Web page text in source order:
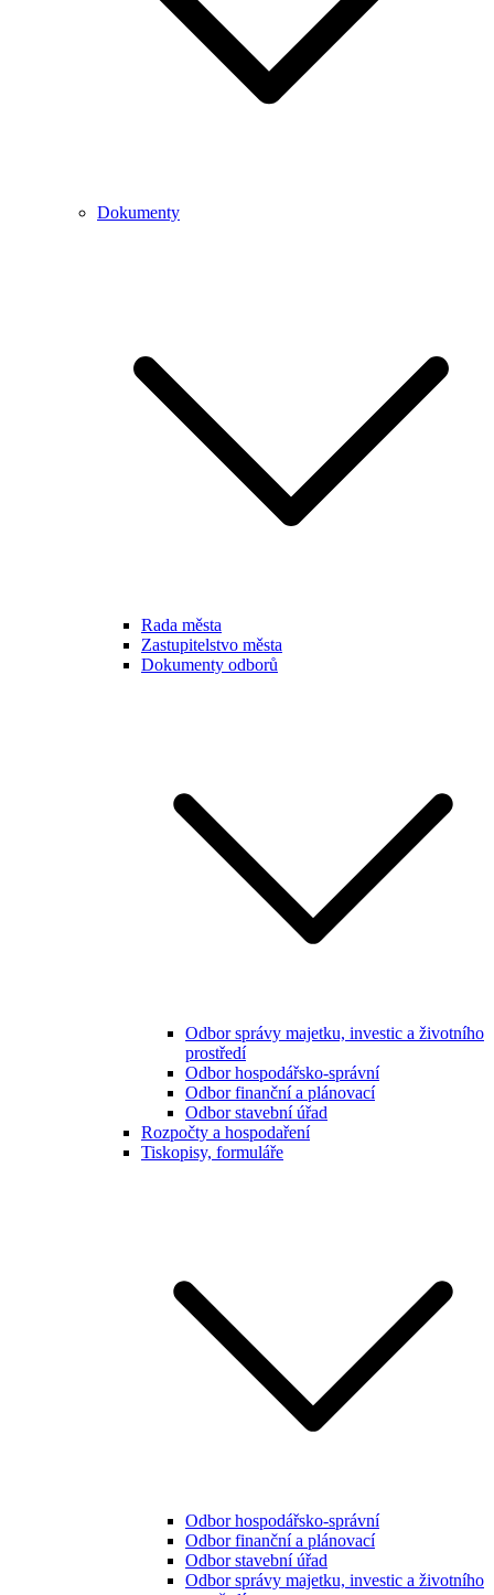
Dokumenty
Rada města
Zastupitelstvo města
Dokumenty odborů
Odbor správy majetku, investic a životního
prostředí
Odbor hospodářsko-správní
Odbor finanční a plánovací
Odbor stavební úřad
Rozpočty a hospodaření
Tiskopisy, formuláře
Odbor hospodářsko-správní
Odbor finanční a plánovací
Odbor stavební úřad
Odbor správy majetku, investic a životního